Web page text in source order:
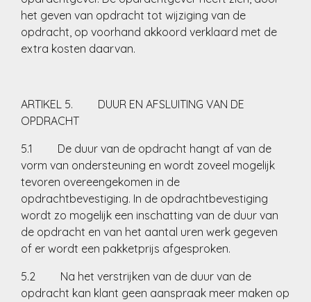
het geven van opdracht tot wijziging van de
opdracht, op voorhand akkoord verklaard met de
extra kosten daarvan.
ARTIKEL 5. DUUR EN AFSLUITING VAN DE
OPDRACHT
5.1 De duur van de opdracht hangt af van de
vorm van ondersteuning en wordt zoveel mogelijk
tevoren overeengekomen in de
opdrachtbevestiging. In de opdrachtbevestiging
wordt zo mogelijk een inschatting van de duur van
de opdracht en van het aantal uren werk gegeven
of er wordt een pakketprijs afgesproken.
5.2 Na het verstrijken van de duur van de
opdracht kan klant geen aanspraak meer maken op